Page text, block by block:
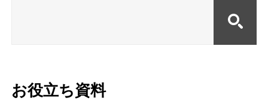
お役立ち資料